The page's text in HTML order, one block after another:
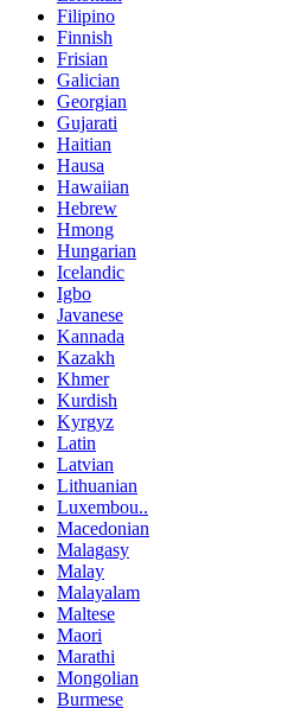
Filipino
Finnish
Frisian
Galician
Georgian
Gujarati
Haitian
Hausa
Hawaiian
Hebrew
Hmong
Hungarian
Icelandic
Igbo
Javanese
Kannada
Kazakh
Khmer
Kurdish
Kyrgyz
Latin
Latvian
Lithuanian
Luxembou..
Macedonian
Malagasy
Malay
Malayalam
Maltese
Maori
Marathi
Mongolian
Burmese